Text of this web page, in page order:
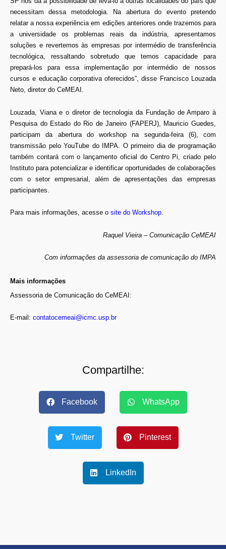
necessitam dessa metodologia. Na abertura do evento pretendo
relatar a nossa experiência em edições anteriores onde trazemos para
a universidade os problemas reais da indústria, apresentamos
soluções e revertemos às empresas por intermédio de transferência
tecnológica, ressaltando sobretudo que temos capacidade para
prepará-los para essa implementação por intermédio de nossos
cursos e educação corporativa oferecidos”, disse Francisco Louzada
Neto, diretor do CeMEAI.
Louzada, Viana e o diretor de tecnologia da Fundação de Amparo à
Pesquisa do Estado do Rio de Janeiro (FAPERJ), Mauricio Guedes,
participam da abertura do workshop na segunda-feira (6), com
transmissão pelo YouTube do IMPA. O primeiro dia de programação
também contará com o lançamento oficial do Centro Pi, criado pelo
Instituto para potencializar e identificar oportunidades de colaborações
com o setor empresarial, além de apresentações das empresas
participantes.
Para mais informações, acesse o site do Workshop.
Raquel Vieira – Comunicação CeMEAI
Com informações da assessoria de comunicação do IMPA
Mais informações
Assessoria de Comunicação do CeMEAI:
E-mail: contatocemeai@icmc.usp.br
Compartilhe:
Facebook WhatsApp
Twitter Pinterest
LinkedIn